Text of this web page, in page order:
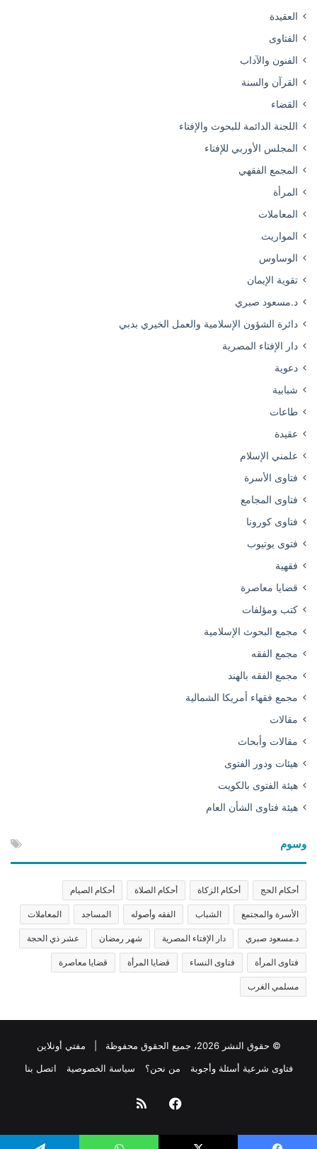
العقيدة
الفتاوى
الفنون والآداب
القرآن والسنة
القضاء
اللجنة الدائمة للبحوث والإفتاء
المجلس الأوربي للإفتاء
المجمع الفقهي
المرأة
المعاملات
المواريث
الوساوس
تقوية الإيمان
د.مسعود صبري
دائرة الشؤون الإسلامية والعمل الخيري بدبي
دار الإفتاء المصرية
دعوية
شبابية
طاعات
عقيدة
علمني الإسلام
فتاوى الأسرة
فتاوى المجامع
فتاوى كورونا
فتوى يوتيوب
فقهية
قضايا معاصرة
كتب ومؤلفات
مجمع البحوث الإسلامية
مجمع الفقه
مجمع الفقه بالهند
مجمع فقهاء أمريكا الشمالية
مقالات
مقالات وأبحاث
هيئات ودور الفتوى
هيئة الفتوى بالكويت
هيئة فتاوى الشأن العام
وسوم
أحكام الحج أحكام الزكاة أحكام الصلاة أحكام الصيام
الأسرة والمجتمع الشباب الفقه وأصوله المساجد المعاملات
د.مسعود صبري دار الإفتاء المصرية شهر رمضان عشر ذي الحجة
فتاوى المرأة فتاوى النساء قضايا المرأة قضايا معاصرة
مسلمي الغرب
© حقوق النشر 2026، جميع الحقوق محفوظة | مفتي أونلاين
فتاوى شرعية أسئلة وأجوبة
من نحن؟ سياسة الخصوصية اتصل بنا
فيسبوك
الموقع